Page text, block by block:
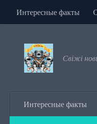
Перейти к
Интересные факты
Свіжі
Интересные факты